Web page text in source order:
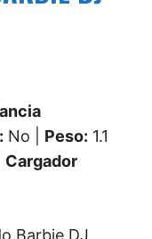
No | Peso: 1.1
Cargador
Barbie DJ